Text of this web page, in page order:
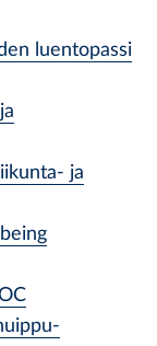
luentopassi
ja